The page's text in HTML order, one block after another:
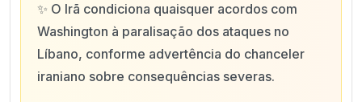
✨ O Irã condiciona quaisquer acordos com
Washington à paralisação dos ataques no
Líbano, conforme advertência do chanceler
iraniano sobre consequências severas.